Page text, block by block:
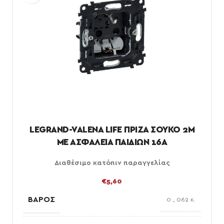
LEGRAND-VALENA LIFE ΠΡΙΖΑ ΣΟΥΚΟ 2Μ
ΜΕ ΑΣΦΑΛΕΙΑ ΠΑΙΔΙΩΝ 16Α
Διαθέσιμο κατόπιν παραγγελίας
€5,60
ΒΆΡΟΣ 0 , 062 κ.